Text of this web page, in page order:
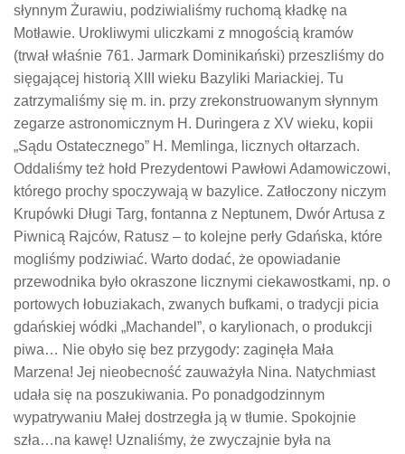
słynnym Żurawiu, podziwialiśmy ruchomą kładkę na
Motławie. Urokliwymi uliczkami z mnogością kramów
(trwał właśnie 761. Jarmark Dominikański) przeszliśmy do
sięgającej historią XIII wieku Bazyliki Mariackiej. Tu
zatrzymaliśmy się m. in. przy zrekonstruowanym słynnym
zegarze astronomicznym H. Duringera z XV wieku, kopii
„Sądu Ostatecznego” H. Memlinga, licznych ołtarzach.
Oddaliśmy też hołd Prezydentowi Pawłowi Adamowiczowi,
którego prochy spoczywają w bazylice. Zatłoczony niczym
Krupówki Długi Targ, fontanna z Neptunem, Dwór Artusa z
Piwnicą Rajców, Ratusz – to kolejne perły Gdańska, które
mogliśmy podziwiać. Warto dodać, że opowiadanie
przewodnika było okraszone licznymi ciekawostkami, np. o
portowych łobuziakach, zwanych bufkami, o tradycji picia
gdańskiej wódki „Machandel”, o karylionach, o produkcji
piwa… Nie obyło się bez przygody: zaginęła Mała
Marzena! Jej nieobecność zauważyła Nina. Natychmiast
udała się na poszukiwania. Po ponadgodzinnym
wypatrywaniu Małej dostrzegła ją w tłumie. Spokojnie
szła…na kawę! Uznaliśmy, że zwyczajnie była na